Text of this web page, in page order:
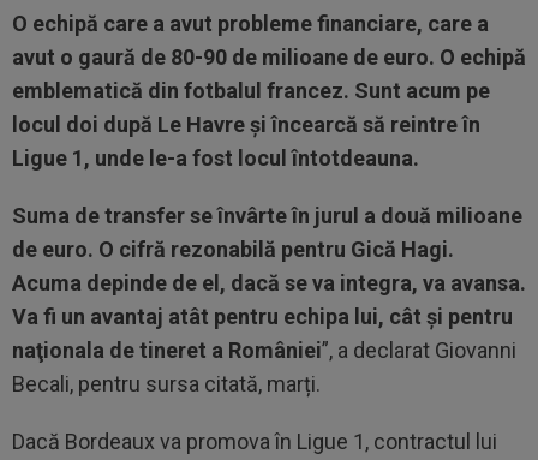
O echipă care a avut probleme financiare, care a
avut o gaură de 80-90 de milioane de euro. O echipă
emblematică din fotbalul francez. Sunt acum pe
locul doi după Le Havre şi încearcă să reintre în
Ligue 1, unde le-a fost locul întotdeauna.
Suma de transfer se învârte în jurul a două milioane
de euro. O cifră rezonabilă pentru Gică Hagi.
Acuma depinde de el, dacă se va integra, va avansa.
Va fi un avantaj atât pentru echipa lui, cât şi pentru
naţionala de tineret a României”, a declarat Giovanni
Becali, pentru sursa citată, marți.
Dacă Bordeaux va promova în Ligue 1, contractul lui